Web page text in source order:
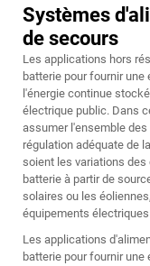
Systèmes
de secours
Les applications hors
batterie pour fournir
l'énergie continue
électrique public. Dans
assumer l'ensemble
régulation adéquate de
soient les variations des
batterie à partir de
solaires ou les
équipements
Les applications
batterie pour fournir